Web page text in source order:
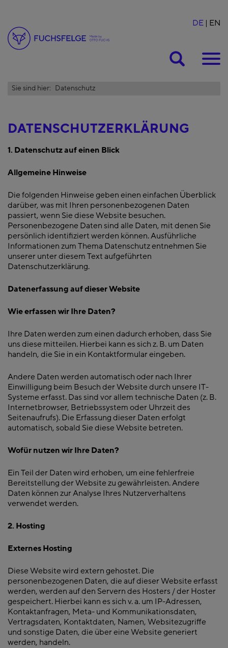
DE EN
Sie sind hier: Datenschutz
DATENSCHUTZERKLÄRUNG
1. Datenschutz auf einen Blick
Allgemeine Hinweise
Die folgenden Hinweise geben einen einfachen Überblick
darüber, was mit Ihren personenbezogenen Daten
passiert, wenn Sie diese Website besuchen.
Personenbezogene Daten sind alle Daten, mit denen Sie
persönlich identifiziert werden können. Ausführliche
Informationen zum Thema Datenschutz entnehmen Sie
unserer unter diesem Text aufgeführten
Datenschutzerklärung.
Datenerfassung auf dieser Website
Wie erfassen wir Ihre Daten?
Ihre Daten werden zum einen dadurch erhoben, dass Sie
uns diese mitteilen. Hierbei kann es sich z. B. um Daten
handeln, die Sie in ein Kontaktformular eingeben.
Andere Daten werden automatisch oder nach Ihrer
Einwilligung beim Besuch der Website durch unsere IT-
Systeme erfasst. Das sind vor allem technische Daten (z. B.
Internetbrowser, Betriebssystem oder Uhrzeit des
Seitenaufrufs). Die Erfassung dieser Daten erfolgt
automatisch, sobald Sie diese Website betreten.
Wofür nutzen wir Ihre Daten?
Ein Teil der Daten wird erhoben, um eine fehlerfreie
Bereitstellung der Website zu gewährleisten. Andere
Daten können zur Analyse Ihres Nutzerverhaltens
verwendet werden.
2. Hosting
Externes Hosting
Diese Website wird extern gehostet. Die
personenbezogenen Daten, die auf dieser Website erfasst
werden, werden auf den Servern des Hosters / der Hoster
gespeichert. Hierbei kann es sich v. a. um IP-Adressen,
Kontaktanfragen, Meta- und Kommunikationsdaten,
Vertragsdaten, Kontaktdaten, Namen, Websitezugriffe
und sonstige Daten, die über eine Website generiert
werden, handeln.